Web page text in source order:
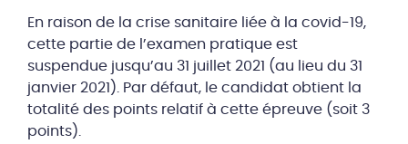
En raison de la crise sanitaire liée à la covid-19,
cette partie de l’examen pratique est
suspendue jusqu’au 31 juillet 2021 (au lieu du 31
janvier 2021). Par défaut, le candidat obtient la
totalité des points relatif à cette épreuve (soit 3
points).